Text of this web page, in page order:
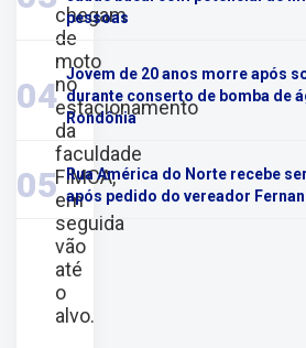
chegam
de
moto
no
estacionamento
da
faculdade
FIMCA,
em
seguida
vão
até
o
alvo.
pessoas
04
Jovem de 20 anos morre após
durante conserto de bomba de
Rondônia
05
Rua América do Norte recebe
após pedido do vereador